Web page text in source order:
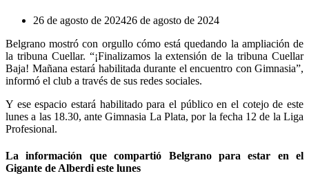
26 de agosto de 202426 de agosto de 2024
Belgrano mostró con orgullo cómo está quedando la ampliación de
la tribuna Cuellar. “¡Finalizamos la extensión de la tribuna Cuellar
Baja! Mañana estará habilitada durante el encuentro con Gimnasia”,
informó el club a través de sus redes sociales.
Y ese espacio estará habilitado para el público en el cotejo de este
lunes a las 18.30, ante Gimnasia La Plata, por la fecha 12 de la Liga
Profesional.
La información que compartió Belgrano para estar en el
Gigante de Alberdi este lunes